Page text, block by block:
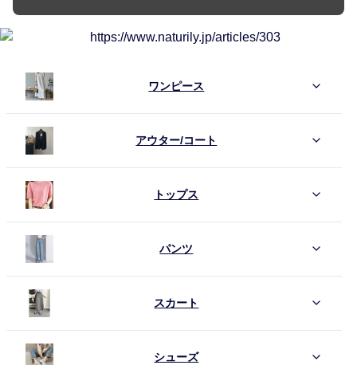
ワンピース
アウター/コート
トップス
パンツ
スカート
シューズ